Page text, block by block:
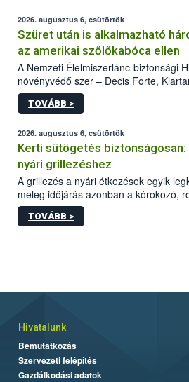
2026. augusztus 6, csütörtök
Szüret után is alkalmazható
az amerikai szőlőkabóca ellen
A Nemzeti Élelmiszerlánc-biztonsági
növényvédő szer – Decis Forte,
engedélyokiratát módosította, így
egészen a vesszőérettség (BBCH 91)
érésű szőlőkben is legyen lehetőség a
védekezésre. Az Oroganic készítmény
felhasználók számára is elérhető és
engedélyezett.
TOVÁBB >
2026. augusztus 6, csütörtök
Kerti sütögetés biztonságosan:
nyári grillezéshez
A grillezés a nyári étkezések egyik
meleg időjárás azonban a kórokozó,
gyorsabb szaporodásának is kedvez.
ezért nem csupán a megfelelő sütési
TOVÁBB >
Hivatalunk
Bemutatkozás
Szervezeti felépítés
Gazdálkodási adatok